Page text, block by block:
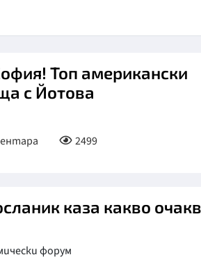
ДА!НА
ДА! НА
Топ американски
с Йотова
2499
каза какво
форум